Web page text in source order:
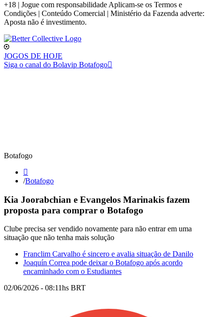
+18 | Jogue com responsabilidade Aplicam-se os Termos e
Condições | Conteúdo Comercial | Ministério da Fazenda adverte:
Aposta não é investimento.
JOGOS DE HOJE
Siga o canal do Bolavip Botafogo
Botafogo
/Botafogo
Kia Joorabchian e Evangelos Marinakis fazem
proposta para comprar o Botafogo
Clube precisa ser vendido novamente para não entrar em uma
situação que não tenha mais solução
Franclim Carvalho é sincero e avalia situação de Danilo
Joaquín Correa pode deixar o Botafogo após acordo
encaminhado com o Estudiantes
02/06/2026 - 08:11hs BRT